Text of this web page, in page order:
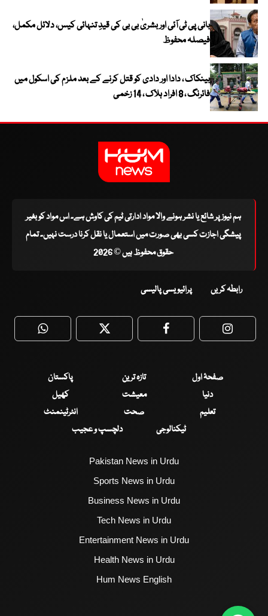
بانی پی ٹی آئی اور بشریٰ بی بی کی قیدِ تنہائی کیس، دلائل مکمل،
فیصلہ محفوظ
بینکاک ، دادا اور دادی کو قتل کرنے کے بعد ملزم کی اسکول میں
فائرنگ ، 8 افراد ہلاک ، 14 زخمی
ہم نیوز پر شائع یا نشر ہونے والا مواد ادارتی ٹیم کی کاوش ہے۔ اس مواد کو بغیر
پیشگی اجازت کسی بھی صورت میں استعمال یا نقل کرنا درست نہیں۔ تمام
حقوق محفوظ ہیں © 2026
رابطہ کریں پرائیویسی پالیسی
WhatsApp Twitter Facebook
صفحۂ اول تازہ ترین
پاکستان
دنیا
معیشت
کھیل
تعلیم
صحت
انٹرٹینمنٹ
ٹیکنالوجی
دلچسپ و عجیب
Pakistan News in Urdu
Sports News in Urdu
Business News in Urdu
Tech News in Urdu
Entertainment News in Urdu
Health News in Urdu
Hum News English